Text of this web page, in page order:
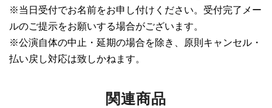
※当日受付でお名前をお申し付けください。受付完了メー
ルのご提示をお願いする場合がございます。
※公演自体の中止・延期の場合を除き、原則キャンセル・
払い戻し対応は致しかねます。
関連商品